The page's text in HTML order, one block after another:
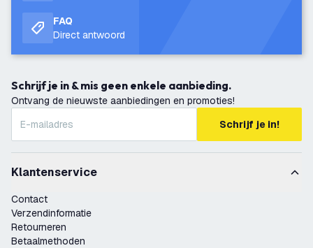
FAQ
Direct antwoord
Schrijf je in & mis geen enkele aanbieding.
Ontvang de nieuwste aanbiedingen en promoties!
Schrijf je in!
Klantenservice
Contact
Verzendinformatie
Retourneren
Betaalmethoden